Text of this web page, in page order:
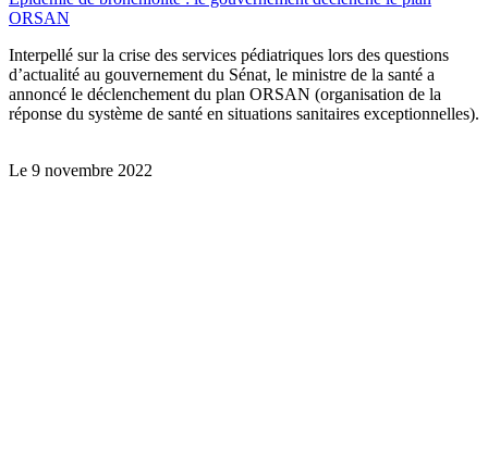
ORSAN
Interpellé sur la crise des services pédiatriques lors des questions
d’actualité au gouvernement du Sénat, le ministre de la santé a
annoncé le déclenchement du plan ORSAN (organisation de la
réponse du système de santé en situations sanitaires exceptionnelles).
Le 9 novembre 2022